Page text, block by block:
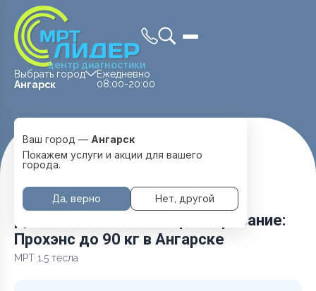
центр диагностики
Выбрать город
Ангарск
Ежедневно
08:00-20:00
Ваш город — Ангарск
Покажем услуги и акции для вашего
города.
Да, верно Нет, другой
Главная Услуги и цены
Дополнительное контрастирование: Прохэнс до 90 кг
Дополнительное контрастирование:
Прохэнс до 90 кг в Ангарске
МРТ 1.5 тесла